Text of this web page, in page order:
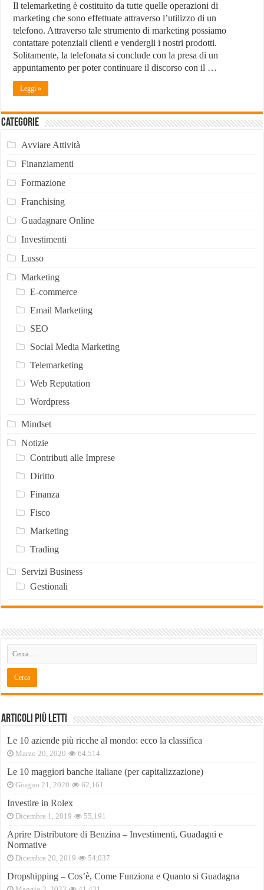
Il telemarketing è costituito da tutte quelle operazioni di
marketing che sono effettuate attraverso l’utilizzo di un
telefono. Attraverso tale strumento di marketing possiamo
contattare potenziali clienti e vendergli i nostri prodotti.
Solitamente, la telefonata si conclude con la presa di un
appuntamento per poter continuare il discorso con il …
Leggi »
Categorie
Avviare Attività
Finanziamenti
Formazione
Franchising
Guadagnare Online
Investimenti
Lusso
Marketing
E-commerce
Email Marketing
SEO
Social Media Marketing
Telemarketing
Web Reputation
Wordpress
Mindset
Notizie
Contributi alle Imprese
Diritto
Finanza
Fisco
Marketing
Trading
Servizi Business
Gestionali
Articoli Più Letti
Le 10 aziende più ricche al mondo: ecco la classifica
Marzo 20, 2020 64,514
Le 10 maggiori banche italiane (per capitalizzazione)
Giugno 21, 2020 62,161
Investire in Rolex
Dicembre 1, 2019 55,191
Aprire Distributore di Benzina – Investimenti, Guadagni e
Normative
Dicembre 20, 2019 54,037
Dropshipping – Cos’è, Come Funziona e Quanto si Guadagna